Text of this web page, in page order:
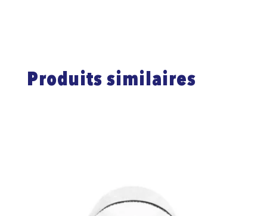
Produits similaires